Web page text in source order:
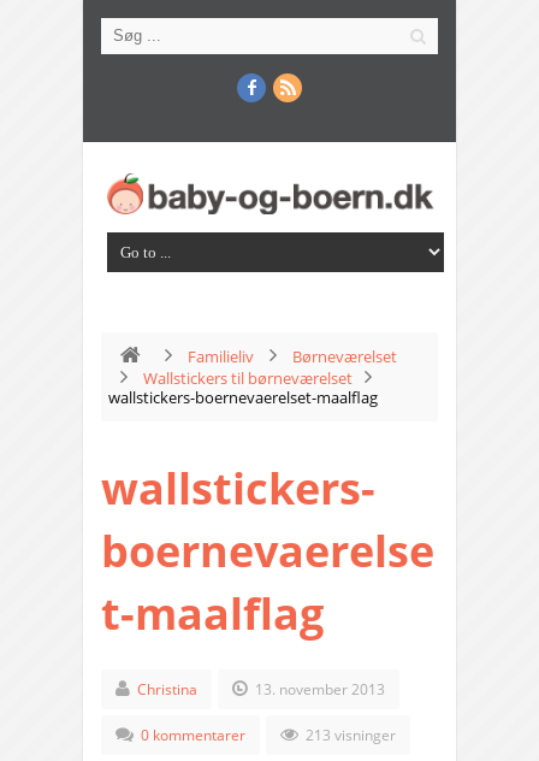
Familieliv
Børneværelset
Wallstickers til børneværelset
wallstickers-boernevaerelset-maalflag
wallstickers-
boernevaerelse
t-maalflag
Christina 13. november 2013
0 kommentarer 213 visninger